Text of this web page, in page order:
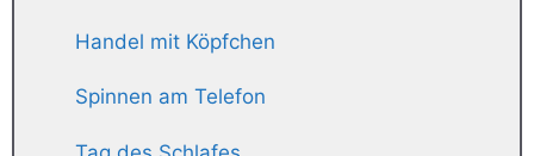
Handel mit Köpfchen
Spinnen am Telefon